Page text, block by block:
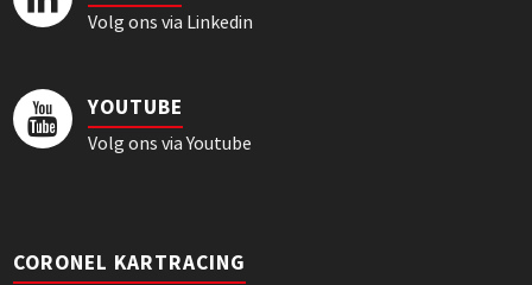
Volg ons via Linkedin
YOUTUBE
Volg ons via Youtube
CORONEL KARTRACING